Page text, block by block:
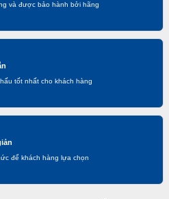
và được bảo hành bởi hãng
tốt nhất cho khách hàng
để khách hàng lựa chọn